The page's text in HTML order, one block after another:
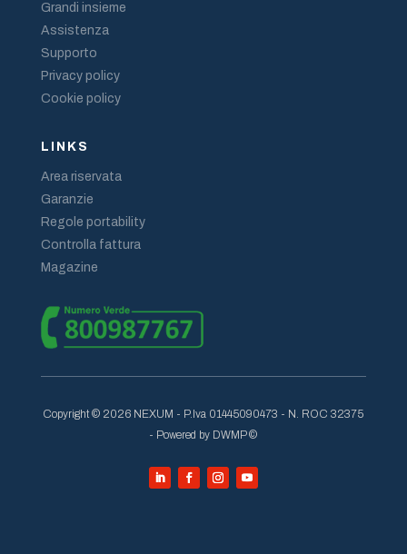
Grandi insieme
Assistenza
Supporto
Privacy policy
Cookie policy
LINKS
Area riservata
Garanzie
Regole portability
Controlla fattura
Magazine
Copyright © 2026 NEXUM - P.Iva 01445090473 - N. ROC 32375
- Powered by DWMP ©